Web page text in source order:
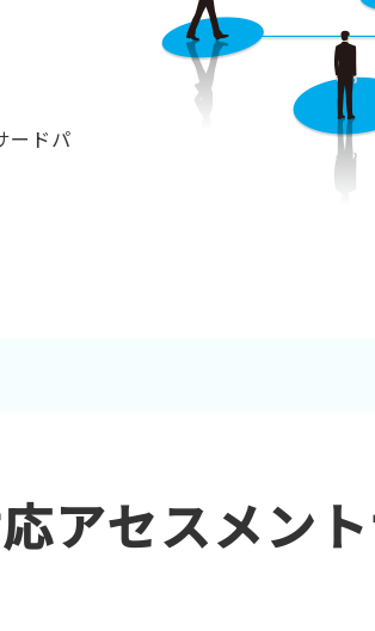
ードパ
アセスメン